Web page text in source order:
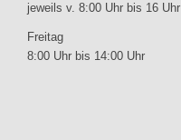
jeweils v. 8:00 Uhr bis 16 Uhr
Freitag
8:00 Uhr bis 14:00 Uhr